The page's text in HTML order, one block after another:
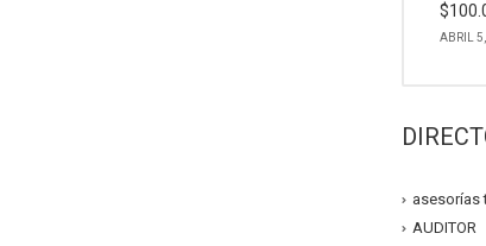
ABRIL
asesorías
AUDITOR